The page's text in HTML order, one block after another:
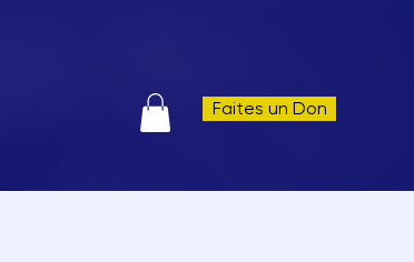
Faites un Don